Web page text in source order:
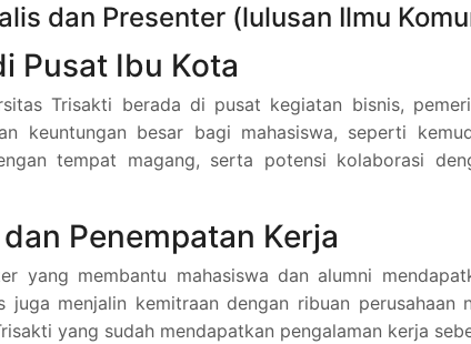
dan Presenter (lulusan Ilmu
Pusat Ibu Kota
Trisakti berada di pusat kegiatan bisnis,
keuntungan besar bagi mahasiswa, seperti
tempat magang, serta potensi kolaborasi
Penempatan Kerja
yang membantu mahasiswa dan alumni
juga menjalin kemitraan dengan ribuan perusahaan
yang sudah mendapatkan pengalaman kerja